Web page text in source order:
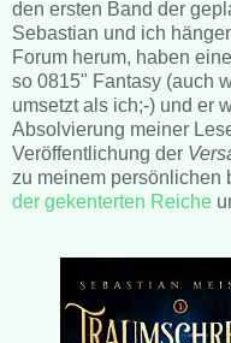
den ersten Band der
Sebastian und ich
Forum herum, haben
so 0815" Fantasy (auch
umsetzt als ich;-) und er
Absolvierung meiner
Veröffentlichung der
zu meinem persönlichen
der gekenterten Reiche